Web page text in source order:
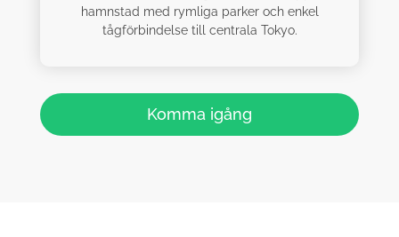
hamnstad med rymliga parker och enkel
tågförbindelse till centrala Tokyo.
Komma igång